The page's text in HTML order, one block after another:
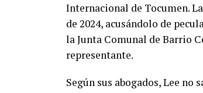
Internacional de Tocumen.
de 2024, acusándolo de
la Junta Comunal de Barrio
representante.
Según sus abogados, Lee